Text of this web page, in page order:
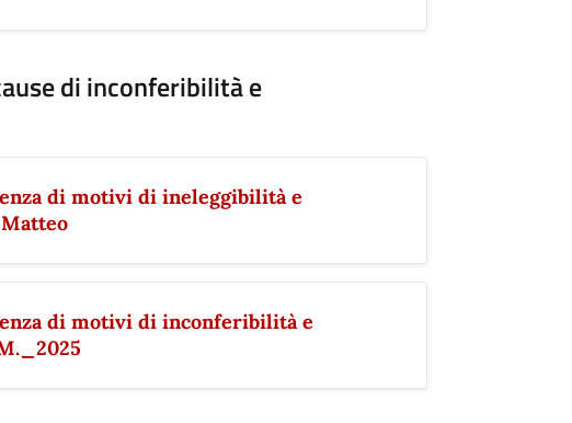
di inconferibilità e
di motivi di ineleggibilità e
di motivi di inconferibilità e